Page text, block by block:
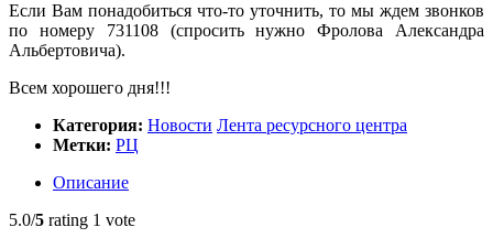
Если Вам понадобиться что-то уточнить, то мы ждем звонков
по номеру 731108 (спросить нужно Фролова Александра
Альбертовича).
Всем хорошего дня!!!
Категория: Новости Лента ресурсного центра
Метки: РЦ
Описание
5.0/5 rating 1 vote